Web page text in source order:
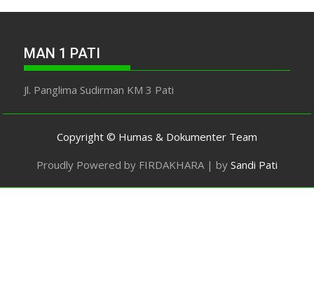
MAN 1 PATI
Jl. Panglima Sudirman KM 3 Pati
Copyright © Humas & Dokumenter Team
Proudly Powered by FIRDAKHARA | by Sandi Pati